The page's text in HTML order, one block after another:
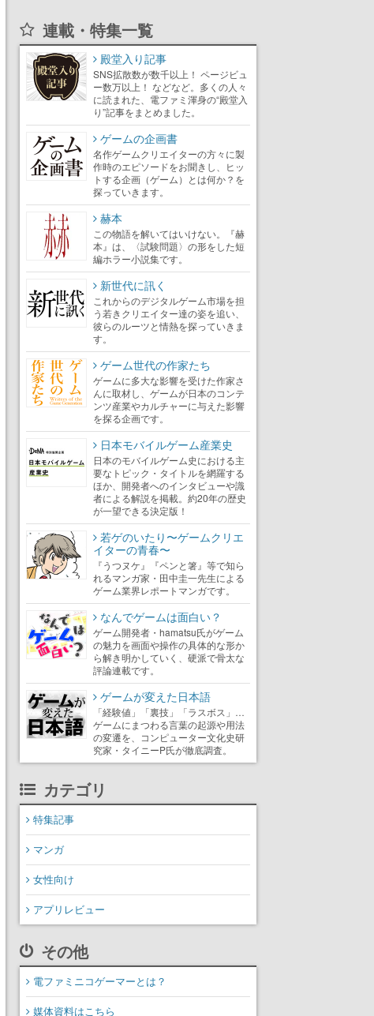
連載・特集一覧
殿堂入り記事
SNS拡散数が数千以上！ ページビュ
ー数万以上！ などなど。多くの人々
に読まれた、電ファミ渾身の“殿堂入
り”記事をまとめました。
ゲームの企画書
名作ゲームクリエイターの方々に製
作時のエピソードをお聞きし、ヒッ
トする企画（ゲーム）とは何か？を
探っていきます。
赫本
この物語を解いてはいけない。『赫
本』は、〈試験問題〉の形をした短
編ホラー小説集です。
新世代に訊く
これからのデジタルゲーム市場を担
う若きクリエイター達の姿を追い、
彼らのルーツと情熱を探っていきま
す。
ゲーム世代の作家たち
ゲームに多大な影響を受けた作家さ
んに取材し、ゲームが日本のコンテ
ンツ産業やカルチャーに与えた影響
を探る企画です。
日本モバイルゲーム産業史
日本のモバイルゲーム史における主
要なトピック・タイトルを網羅する
ほか、開発者へのインタビューや識
者による解説を掲載。約20年の歴史
が一望できる決定版！
若ゲのいたり〜ゲームクリエ
イターの青春〜
『うつヌケ』『ペンと箸』等で知ら
れるマンガ家・田中圭一先生による
ゲーム業界レポートマンガです。
なんでゲームは面白い？
ゲーム開発者・hamatsu氏がゲーム
の魅力を画面や操作の具体的な形か
ら解き明かしていく、硬派で骨太な
評論連載です。
ゲームが変えた日本語
「経験値」「裏技」「ラスボス」…
ゲームにまつわる言葉の起源や用法
の変遷を、コンピューター文化史研
究家・タイニーP氏が徹底調査。
カテゴリ
特集記事
マンガ
女性向け
アプリレビュー
その他
電ファミニコゲーマーとは？
媒体資料はこちら